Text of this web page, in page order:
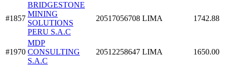
#1857
BRIDGESTONE
MINING
SOLUTIONS
PERU S.A.C
20517056708 LIMA 1742.88
#1970
MDP
CONSULTING
S.A.C
20512258647 LIMA 1650.00